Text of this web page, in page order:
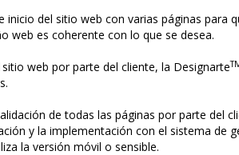
inicio del sitio web con varias páginas para
web es coherente con lo que se desea.
web por parte del cliente, la Designarte
de todas las páginas por parte del
y la implementación con el sistema de
la versión móvil o sensible.